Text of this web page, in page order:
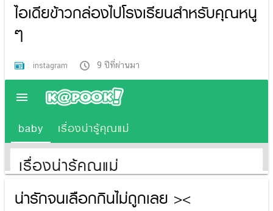
ไอเดียข้าวกล่องไปโรงเรียนสำหรับคุณหนู
ๆ
instagram 9 ปีที่ผ่านมา
น่ารักจนเลือกกินไม่ถูกเลย ><